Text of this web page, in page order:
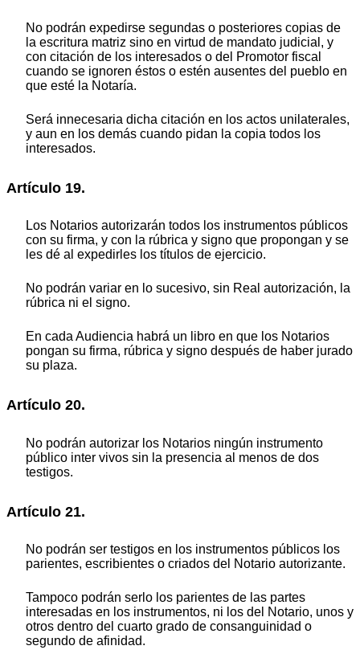
No podrán expedirse segundas o posteriores copias de
la escritura matriz sino en virtud de mandato judicial, y
con citación de los interesados o del Promotor fiscal
cuando se ignoren éstos o estén ausentes del pueblo en
que esté la Notaría.
Será innecesaria dicha citación en los actos unilaterales,
y aun en los demás cuando pidan la copia todos los
interesados.
Artículo 19.
Los Notarios autorizarán todos los instrumentos públicos
con su firma, y con la rúbrica y signo que propongan y se
les dé al expedirles los títulos de ejercicio.
No podrán variar en lo sucesivo, sin Real autorización, la
rúbrica ni el signo.
En cada Audiencia habrá un libro en que los Notarios
pongan su firma, rúbrica y signo después de haber jurado
su plaza.
Artículo 20.
No podrán autorizar los Notarios ningún instrumento
público inter vivos sin la presencia al menos de dos
testigos.
Artículo 21.
No podrán ser testigos en los instrumentos públicos los
parientes, escribientes o criados del Notario autorizante.
Tampoco podrán serlo los parientes de las partes
interesadas en los instrumentos, ni los del Notario, unos y
otros dentro del cuarto grado de consanguinidad o
segundo de afinidad.